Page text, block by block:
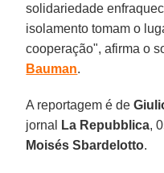
solidariedade
isolamento tomam o
cooperação", afirma o
Bauman.
A reportagem é de
jornal
La Repubblica,
Moisés Sbardelotto.